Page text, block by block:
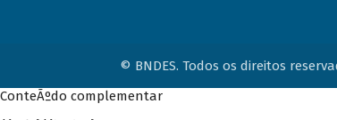
© BNDES. Todos os direitos
ConteÃºdo complementar